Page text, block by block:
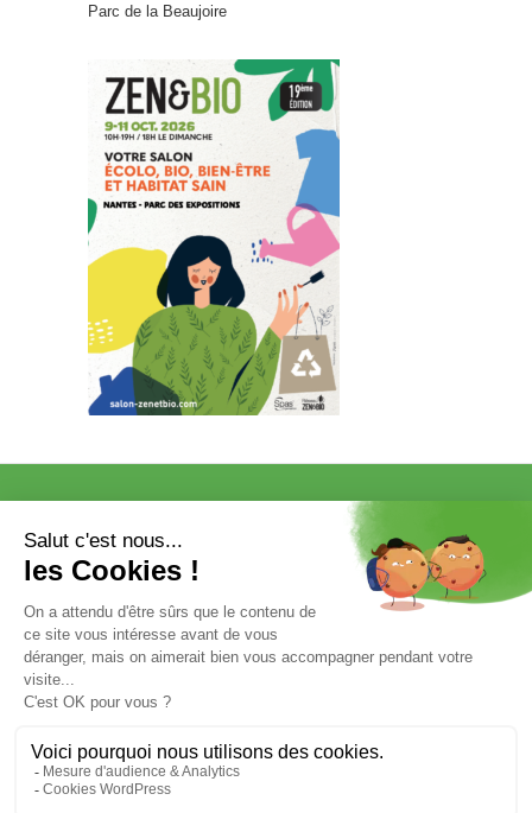
Parc de la Beaujoire
EXPOSER
COMMUNICATION/PRESSE ET
VOTRE ENTRÉE GRATUITE